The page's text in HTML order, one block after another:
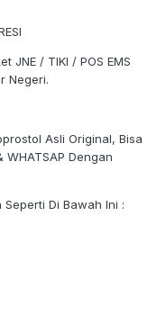
JNE / TIKI / POS EMS
Negeri.
Asli Original, Bisa
Dengan
Di Bawah Ini :